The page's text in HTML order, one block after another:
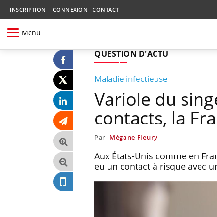
INSCRIPTION CONNEXION CONTACT
Menu
QUESTION D'ACTU
Maladie infectieuse
Variole du
contacts, la
Par Mégane Fleury
Aux États-Unis comme en
eu un contact à risque avec